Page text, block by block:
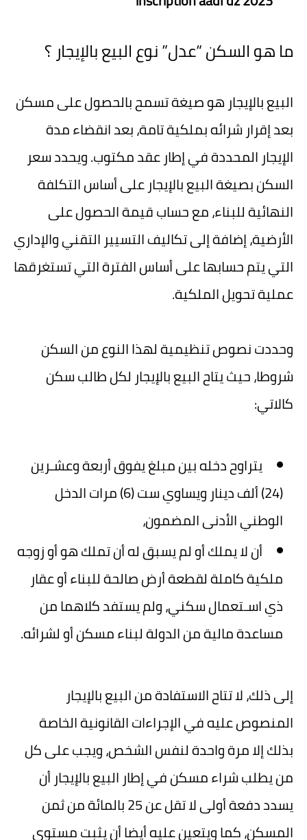
ما هو السكن “عدل” نوع البيع بالإيجار ؟
البيع بالإيجار هو صيغة تسمح بالحصول على مسكن
بعد إقرار شرائه بملكية تامة، بعد انقضاء مدة
الإيجار المحددة في إطار عقد مكتوب. ويحدد سعر
السكن بصيغة البيع بالإيجار على أساس التكلفة
النهائية للبناء، مع حساب قيمة الحصول على
الأرضية، إضافة إلى تكاليف التسيير التقني والإداري
التي يتم حسابها على أساس الفترة التي تستغرقها
عملية تحويل الملكية.
وحددت نصوص تنظيمية لهذا النوع من السكن
شروطا، حيث يتاح البيع بالإيجار لكل طالب سكن
كالاتي:
يتراوح دخله بين مبلغ يفوق أربعة وعشـرين
(24) ألف دينار ويساوي ست (6) مرات الدخل
الوطني الأدنى المضمون،
أن لا يملك أو لم يسبق له أن تملك هو أو زوجه
ملكية كاملة لقطعة أرض صالحة للبناء أو عقار
ذي اسـتعمال سكني، ولم يستفد كلاهما من
مساعدة مالية من الدولة لبناء مسكن أو لشرائه.
إلى ذلك، لا تتاح الاستفادة من البيع بالإيجار
المنصوص عليه في الإجراءات القانونية الخاصة
بذلك إلا مرة واحدة لنفس الشخص، ويجب على كل
من يطلب شراء مسكن في إطار البيع بالإيجار أن
يسدد دفعة أولى لا تقل عن 25 بالمائة من ثمن
المسكن، كما ويتعين عليه أيضا أن يثبت مستوى